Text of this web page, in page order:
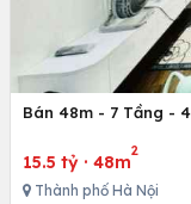
Bán 48m - 7 Tầng -
15.5 tỷ · 48m
2
Thành phố Hà Nội